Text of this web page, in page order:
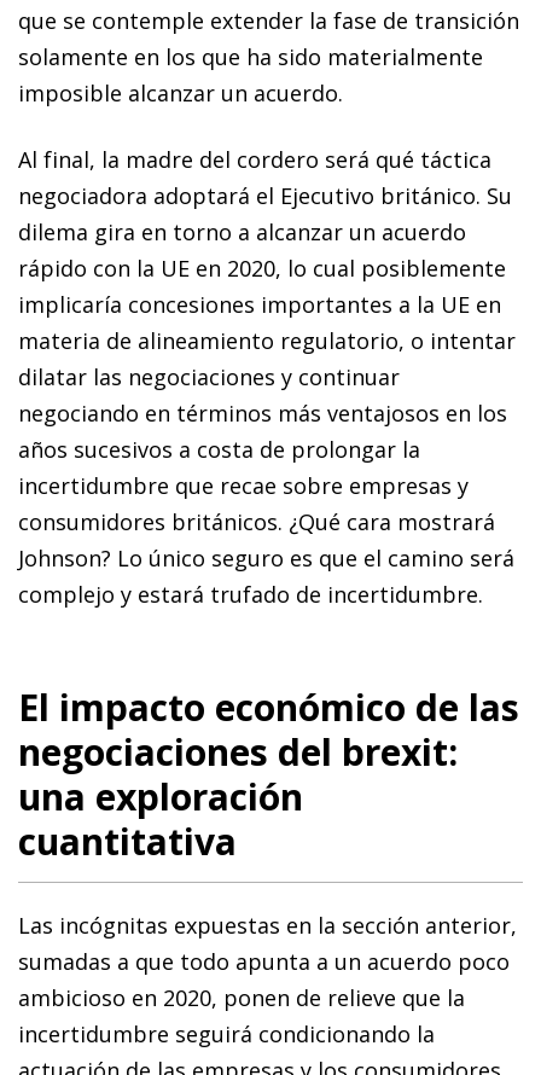
que se contemple extender la fase de transición
solamente en los que ha sido ma­­terialmente
imposible alcanzar un acuerdo.
Al final, la madre del cordero será qué táctica
negociadora adoptará el Ejecutivo británico. Su
dilema gira en torno a alcanzar un acuerdo
rápido con la UE en 2020, lo cual posiblemente
implicaría concesiones importantes a la UE en
materia de alineamiento regulatorio, o intentar
dilatar las negociaciones y continuar
negociando en términos más ventajosos en los
años sucesivos a costa de prolongar la
incertidumbre que recae sobre empresas y
consumidores británicos. ¿Qué cara mostrará
Johnson? Lo único seguro es que el camino será
complejo y estará trufado de incertidumbre.
El impacto económico de las
negociaciones del brexit:
una exploración
cuantitativa
Las incógnitas expuestas en la sección anterior,
sumadas a que todo apunta a un acuerdo poco
ambicioso en 2020, ponen de relieve que la
incertidumbre seguirá condicionando la